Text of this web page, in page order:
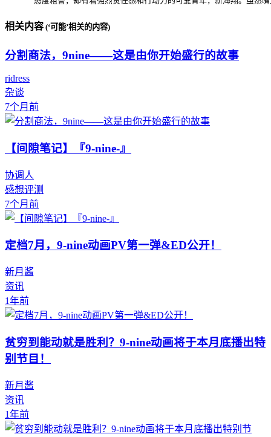
相关内容 (‘可能’相关的内容)
分割商法，9nine——这是由你开始盛行的故事
ridress
杂谈
7个月前
【间隙笔记】『9-nine-』
协调人
感想评测
7个月前
定档7月，9-nine动画PV第一弹&ED公开！
新月酱
资讯
1年前
贫穷到能动就是胜利？9-nine动画将于本月底播出特
别节目！
新月酱
资讯
1年前